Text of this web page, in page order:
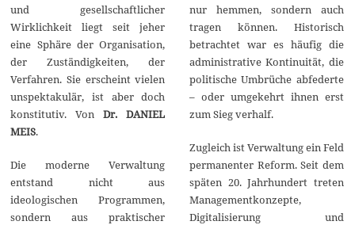
und gesellschaftlicher
Wirklichkeit liegt seit jeher
eine Sphäre der Organisation,
der Zuständigkeiten, der
Verfahren. Sie erscheint vielen
unspektakulär, ist aber doch
konstitutiv. Von Dr. DANIEL
MEIS.
Die moderne Verwaltung
entstand nicht aus
ideologischen Programmen,
sondern aus praktischer
nur hemmen, sondern auch
tragen können. Historisch
betrachtet war es häufig die
administrative Kontinuität, die
politische Umbrüche abfederte
– oder umgekehrt ihnen erst
zum Sieg verhalf.
Zugleich ist Verwaltung ein Feld
permanenter Reform. Seit dem
späten 20. Jahrhundert treten
Managementkonzepte,
Digitalisierung und